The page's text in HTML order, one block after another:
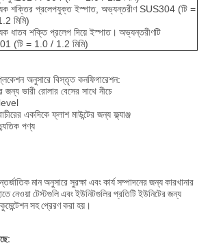
শক্তির প্রলেপযুক্ত ইস্পাত, অভ্যন্তরীণ SUS304 (টি =
মিমি)
ধাতব শক্তি প্রলেপ দিয়ে ইস্পাত। অভ্যন্তরীণটি
(টি = 1.0 / 1.2 মিমি)
অনুসারে বিস্তৃত কনফিগারেশন:
জন্য ভারী রোলার বেসের সাথে নীচে
একদিকে ফ্লাশ মাউন্টের জন্য ফ্ল্যাঞ্জ
পণ্য
মান অনুসারে সুরক্ষা এবং কার্য সম্পাদনের জন্য কারখানার
নেওয়া টেস্টগুলি এবং ইউনিটগুলির প্রতিটি ইউনিটের জন্য
সহ প্রেরণ করা হয়।